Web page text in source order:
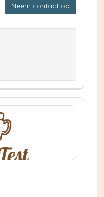
Neem contact op